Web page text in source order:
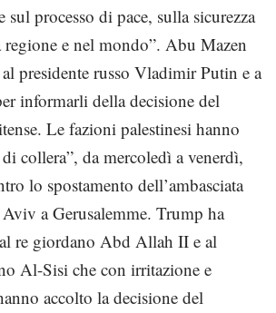
sul processo di pace, sulla sicurezza
regione e nel mondo”. Abu Mazen
presidente russo Vladimir Putin e a
informarli della decisione del
Le fazioni palestinesi hanno
collera”, da mercoledì a venerdì,
lo spostamento dell’ambasciata
a Gerusalemme. Trump ha
re giordano Abd Allah II e al
Al-Sisi che con irritazione e
accolto la decisione del